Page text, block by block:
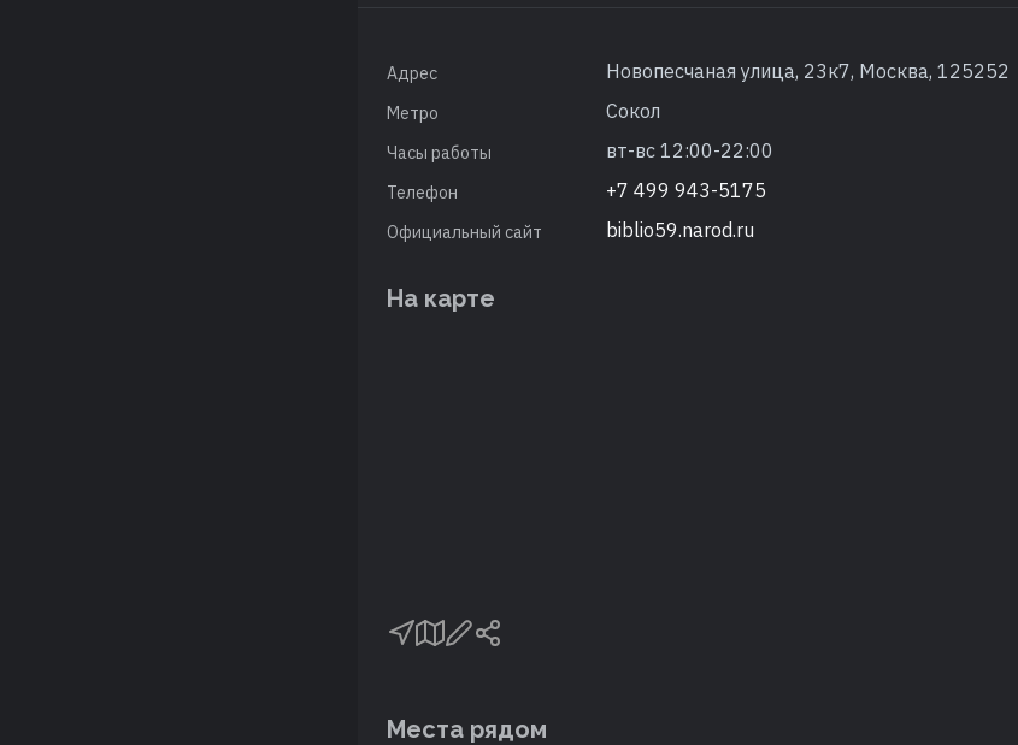
Адрес Новопесчаная улица, 23к7, Москва, 125252
Метро Сокол
Часы работы вт-вс 12:00-22:00
Телефон +7 499 943-5175
Официальный сайт biblio59.narod.ru
На карте
Места рядом